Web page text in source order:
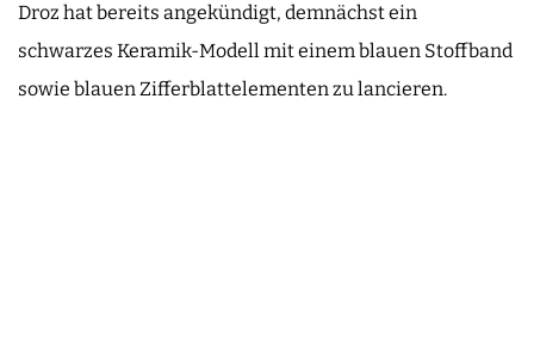
Droz hat bereits angekündigt, demnächst ein
schwarzes Keramik-Modell mit einem blauen Stoffband
sowie blauen Zifferblattelementen zu lancieren.